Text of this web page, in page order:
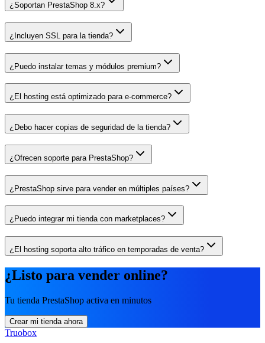
¿Soportan PrestaShop 8.x?
¿Incluyen SSL para la tienda?
¿Puedo instalar temas y módulos premium?
¿El hosting está optimizado para e-commerce?
¿Debo hacer copias de seguridad de la tienda?
¿Ofrecen soporte para PrestaShop?
¿PrestaShop sirve para vender en múltiples países?
¿Puedo integrar mi tienda con marketplaces?
¿El hosting soporta alto tráfico en temporadas de venta?
¿Listo para vender online?
Tu tienda PrestaShop activa en minutos
Crear mi tienda ahora
Truobox